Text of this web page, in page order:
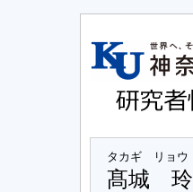
タカギ リョウ
髙城 玲